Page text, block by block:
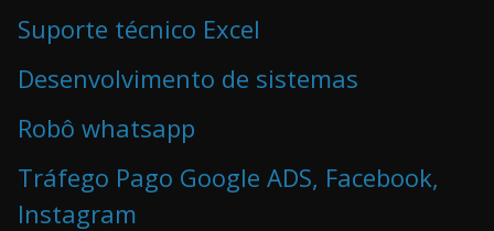
Suporte técnico Excel
Desenvolvimento de sistemas
Robô whatsapp
Tráfego Pago Google ADS, Facebook,
Instagram